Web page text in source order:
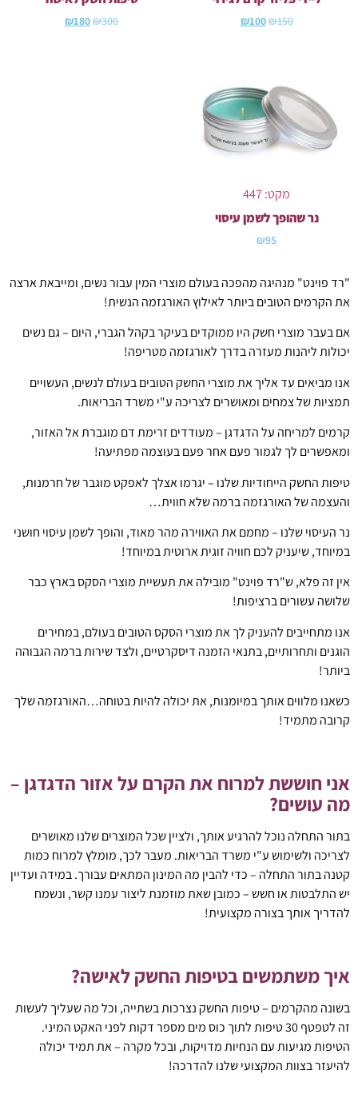
₪150
₪100
₪300
₪180
מקט: 447
נר שהופך לשמן עיסוי
₪95
"רד פוינט" מנהיגה מהפכה בעולם מוצרי המין עבור נשים, ומייבאת ארצה
את הקרמים הטובים ביותר לאילוץ האורגזמה הנשית!
אם בעבר מוצרי חשק היו ממוקדים בעיקר בקהל הגברי, היום – גם נשים
יכולות ליהנות מעזרה בדרך לאורגזמה מטריפה!
אנו מביאים עד אליך את מוצרי החשק הטובים בעולם לנשים, העשויים
תמציות של צמחים ומאושרים לצריכה ע"י משרד הבריאות.
קרמים למריחה על הדגדגן – מעודדים זרימת דם מוגברת אל האזור,
ומאפשרים לך לגמור פעם אחר פעם בעוצמה מפתיעה!
טיפות החשק הייחודיות שלנו – יגרמו אצלך לאפקט מוגבר של חרמנות,
והעצמה של האורגזמה ברמה שלא חווית…
נר העיסוי שלנו – מחמם את האווירה מהר מאוד, והופך לשמן עיסוי חושני
במיוחד, שיעניק לכם חוויה זוגית ארוטית במיוחד!
אין זה פלא, ש"רד פוינט" מובילה את תעשיית מוצרי הסקס בארץ כבר
שלושה עשורים ברציפות!
אנו מתחייבים להעניק לך את מוצרי הסקס הטובים בעולם, במחירים
הוגנים ותחרותיים, בתנאי הזמנה דיסקרטיים, ולצד שירות ברמה הגבוהה
ביותר!
כשאנו מלווים אותך במיומנות, את יכולה להיות בטוחה…האורגזמה שלך
קרובה מתמיד!
אני חוששת למרוח את הקרם על אזור הדגדגן –
מה עושים?
בתור התחלה נוכל להרגיע אותך, ולציין שכל המוצרים שלנו מאושרים
לצריכה ולשימוש ע"י משרד הבריאות. מעבר לכך, מומלץ למרוח כמות
קטנה בתור התחלה – כדי להבין מה המינון המתאים עבורך. במידה ועדיין
יש התלבטות או חשש – כמובן שאת מוזמנת ליצור עמנו קשר, ונשמח
להדריך אותך בצורה מקצועית!
איך משתמשים בטיפות החשק לאישה?
בשונה מהקרמים – טיפות החשק נצרכות בשתייה, וכל מה שעליך לעשות
זה לטפטף 30 טיפות לתוך כוס מים מספר דקות לפני האקט המיני.
הטיפות מגיעות עם הנחיות מדויקות, ובכל מקרה – את תמיד יכולה
להיעזר בצוות המקצועי שלנו להדרכה!